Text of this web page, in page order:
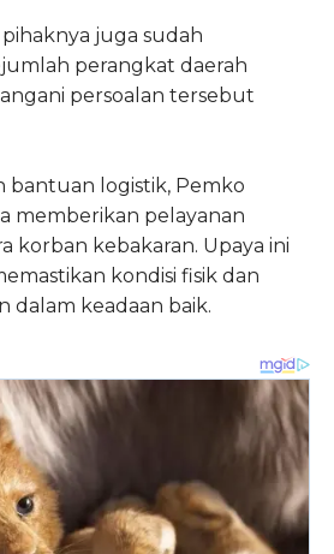
juga sudah
perangkat daerah
persoalan tersebut
bantuan logistik, Pemko
memberikan pelayanan
korban kebakaran. Upaya ini
kondisi fisik dan
dalam keadaan baik.